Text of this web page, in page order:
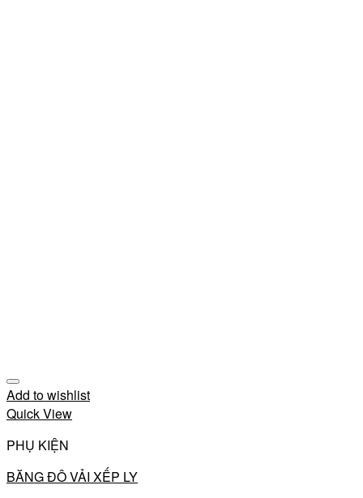
Add to wishlist
Quick View
PHỤ KIỆN
BĂNG ĐÔ VẢI XẾP LY